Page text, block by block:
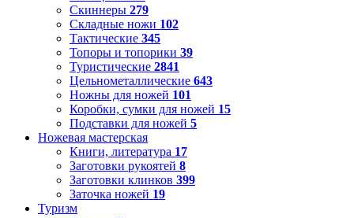
Скиннеры 279
Складные ножи 102
Тактические 345
Топоры и топорики 39
Туристические 2841
Цельнометаллические 643
Ножны для ножей 101
Коробки, сумки для ножей 15
Подставки для ножей 5
Ножевая мастерская
Книги, литература 17
Заготовки рукоятей 8
Заготовки клинков 399
Заточка ножей 19
Туризм